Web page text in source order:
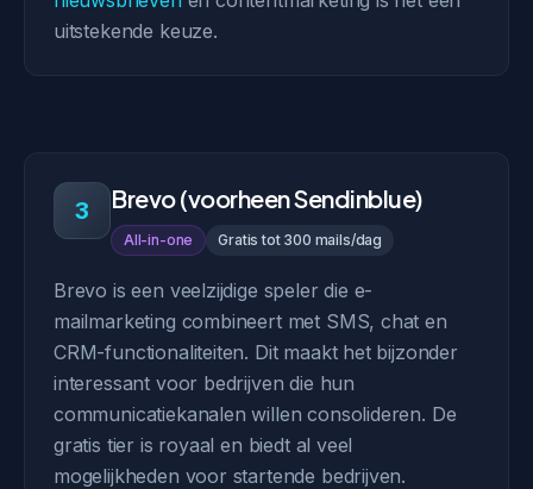
uitstekende keuze.
3 Brevo (voorheen Sendinblue)
All-in-one Gratis tot 300 mails/dag
Brevo is een veelzijdige speler die e-
mailmarketing combineert met SMS, chat en
CRM-functionaliteiten. Dit maakt het bijzonder
interessant voor bedrijven die hun
communicatiekanalen willen consolideren. De
gratis tier is royaal en biedt al veel
mogelijkheden voor startende bedrijven.